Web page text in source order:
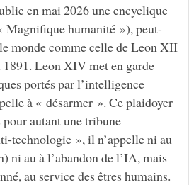
en mai 2026 une encyclique
Magnifique humanité »), peut-
monde comme celle de Leon XII
Leon XIV met en garde
portés par l’intelligence
à « désarmer ». Ce plaidoyer
pour autant une tribune
technologie », il n’appelle ni au
ni au à l’abandon de l’IA, mais
au service des êtres humains.